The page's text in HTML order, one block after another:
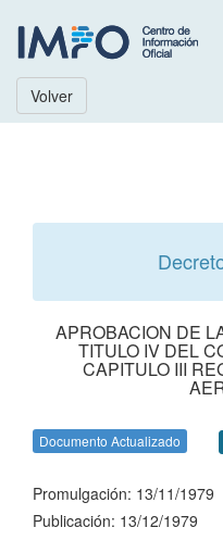
Volver
APROBACION DE
TITULO IV DEL
CAPITULO III
Documento Actualizado
Promulgación: 13/11/1979
Publicación: 13/12/1979